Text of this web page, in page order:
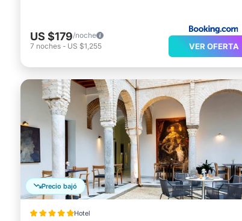
US $179/noche
7 noches - US $1,255 VER OFERTA
Precio bajó
Hotel